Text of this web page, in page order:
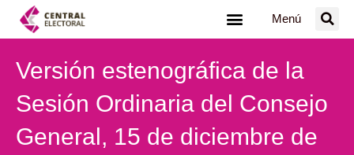
Menú
Versión estenográfica de la
Sesión Ordinaria del Consejo
General, 15 de diciembre de